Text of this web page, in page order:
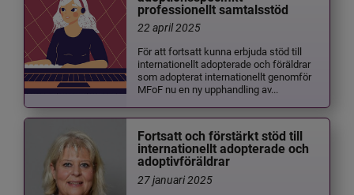
professionellt samtalsstöd
22 april 2025
För att fortsatt kunna erbjuda stöd till
internationellt adopterade och föräldrar
som adopterat internationellt genomför
MFoF nu en ny upphandling av...
Fortsatt och förstärkt stöd till
internationellt adopterade och
adoptivföräldrar
27 januari 2025